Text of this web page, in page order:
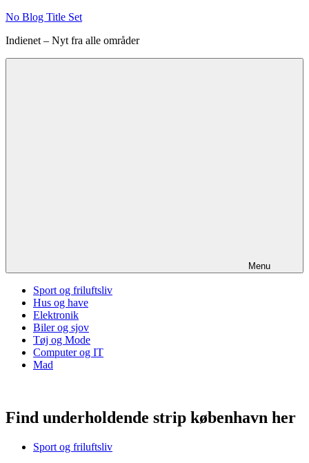
Videre
indhold
No Blog Title Set
Indienet – Nyt fra alle områder
Menu
Sport og friluftsliv
Hus og have
Elektronik
Biler og sjov
Tøj og Mode
Computer og IT
Mad
Find underholdende strip københavn her
Sport og friluftsliv